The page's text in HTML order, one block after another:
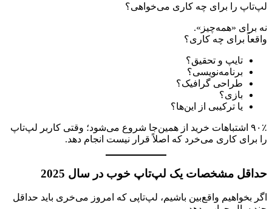
لپ‌تاپ را برای چه کاری می‌خواهی؟
نه برای «همه‌چیز».
واقعاً برای چه کاری؟
تایپ و تحقیق؟
برنامه‌نویسی؟
طراحی گرافیک؟
بازی؟
یا ترکیبی از این‌ها؟
۹۰٪ اشتباهات خرید از همین‌جا شروع می‌شود؛ وقتی کاربر لپ‌تاپ
را برای کاری می‌خرد که اصلاً قرار نیست انجام دهد.
حداقل مشخصات یک لپ‌تاپ خوب در سال 2025
اگر بخواهیم واقع‌بین باشیم، لپ‌تاپی که امروز می‌خری باید حداقل